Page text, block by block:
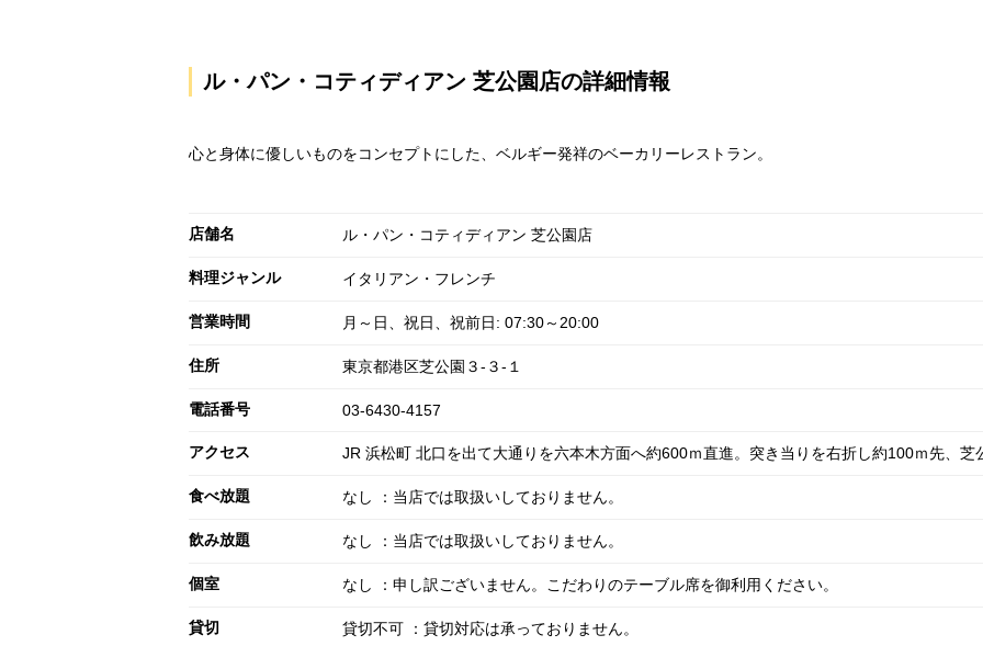
ル・パン・コティディアン 芝公園店の詳細情報
心と身体に優しいものをコンセプトにした、ベルギー発祥のベーカリーレストラン。
店舗名 ル・パン・コティディアン 芝公園店
料理ジャンル イタリアン・フレンチ
営業時間 月～日、祝日、祝前日: 07:30～20:00
住所 東京都港区芝公園３-３-１
電話番号 03-6430-4157
アクセス JR 浜松町 北口を出て大通りを六本木方面へ約600ｍ直進。突き当りを右折し約100ｍ先、芝
食べ放題 なし ：当店では取扱いしておりません。
飲み放題 なし ：当店では取扱いしておりません。
個室 なし ：申し訳ございません。こだわりのテーブル席を御利用ください。
貸切 貸切不可 ：貸切対応は承っておりません。